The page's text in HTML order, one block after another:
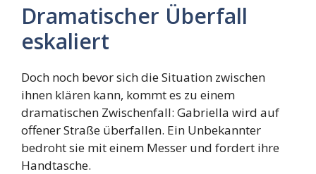
Dramatischer Überfall
eskaliert
Doch noch bevor sich die Situation zwischen
ihnen klären kann, kommt es zu einem
dramatischen Zwischenfall: Gabriella wird auf
offener Straße überfallen. Ein Unbekannter
bedroht sie mit einem Messer und fordert ihre
Handtasche.